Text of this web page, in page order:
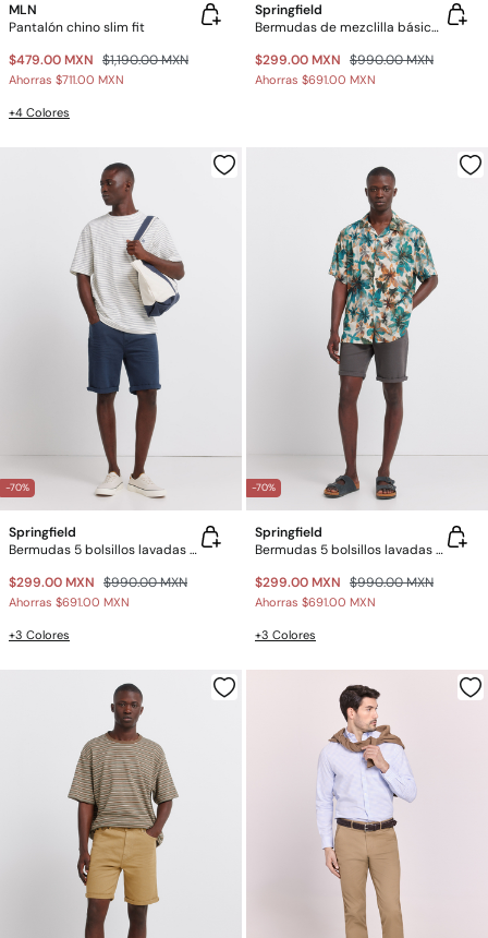
MLN
Pantalón chino slim fit
$479.00 MXN $1,190.00 MXN
Ahorras $711.00 MXN
+4 Colores
Springfield
Bermudas de mezclilla básicas lavado oscuro slim fit
$299.00 MXN $990.00 MXN
Ahorras $691.00 MXN
-70%
Springfield
Bermudas 5 bolsillos lavadas slim fit
$299.00 MXN $990.00 MXN
Ahorras $691.00 MXN
+3 Colores
-70%
Springfield
Bermudas 5 bolsillos lavadas slim fit
$299.00 MXN $990.00 MXN
Ahorras $691.00 MXN
+3 Colores